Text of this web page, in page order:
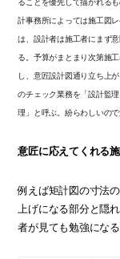
計事務所によっては施工図
は、設計者は施工者にまず
る。予算がまとまり次第施
し、意匠設計図通り立ち上
のチェック業務を「設計監
理」と呼ぶ。紛らわしいの
意匠に応えてくれる
例えば矩計図の寸法
上げになる部分と隠
者が見ても勉強にな